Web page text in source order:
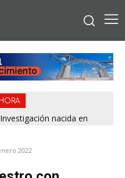
nacida en
2022